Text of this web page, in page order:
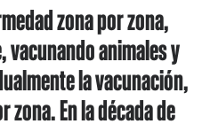
zona por zona,
animales y
la vacunación,
zona. En la década de